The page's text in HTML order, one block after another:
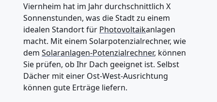
Viernheim hat im Jahr durchschnittlich X
Sonnenstunden, was die Stadt zu einem
idealen Standort für Photovoltaikanlagen
macht. Mit einem Solarpotenzialrechner, wie
dem Solaranlagen-Potenzialrechner, können
Sie prüfen, ob Ihr Dach geeignet ist. Selbst
Dächer mit einer Ost-West-Ausrichtung
können gute Erträge liefern.